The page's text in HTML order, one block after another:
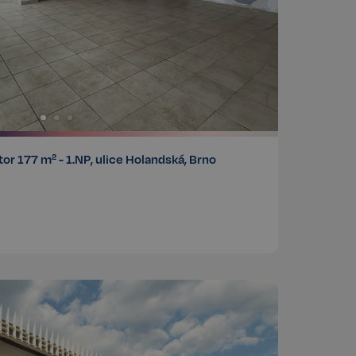
177 m² - 1.NP, ulice Holandská, Brno
Script.com
soubory cookie
Cookie-
žádné funkce
žádné funkce
stránky.
k
Obvykle se
identifikaci
stránce, aby
zkušenost.
souhlasu